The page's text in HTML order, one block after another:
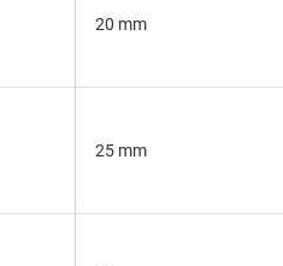
20 mm
25 mm